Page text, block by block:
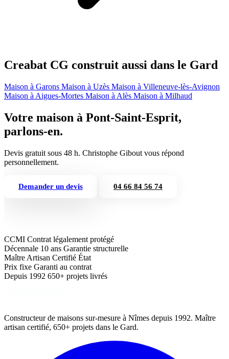
Creabat CG construit aussi dans le Gard
Maison à Garons Maison à Uzès Maison à Villeneuve-lès-Avignon
Maison à Aigues-Mortes Maison à Alès Maison à Milhaud
Votre maison à Pont-Saint-Esprit,
parlons-en.
Devis gratuit sous 48 h. Christophe Gibout vous répond
personnellement.
Demander un devis 04 66 84 56 74
CCMI Contrat légalement protégé
Décennale 10 ans Garantie structurelle
Maître Artisan Certifié État
Prix fixe Garanti au contrat
Depuis 1992 650+ projets livrés
Constructeur de maisons sur-mesure à Nîmes depuis 1992. Maître
artisan certifié, 650+ projets dans le Gard.